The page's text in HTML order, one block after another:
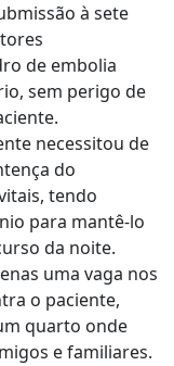
à sete
de embolia
sem perigo de
necessitou de
do
tendo
para mantê-lo
da noite.
uma vaga nos
o paciente,
quarto onde
e familiares.